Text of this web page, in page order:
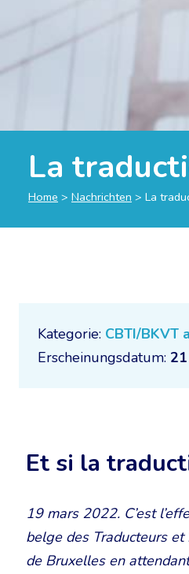
La
Home > Nachrichten > La
Kategorie: CBTI/BKVT
Erscheinungsdatum:
Et si la
19 mars 2022. C’est
belge des Traducteurs
de Bruxelles en